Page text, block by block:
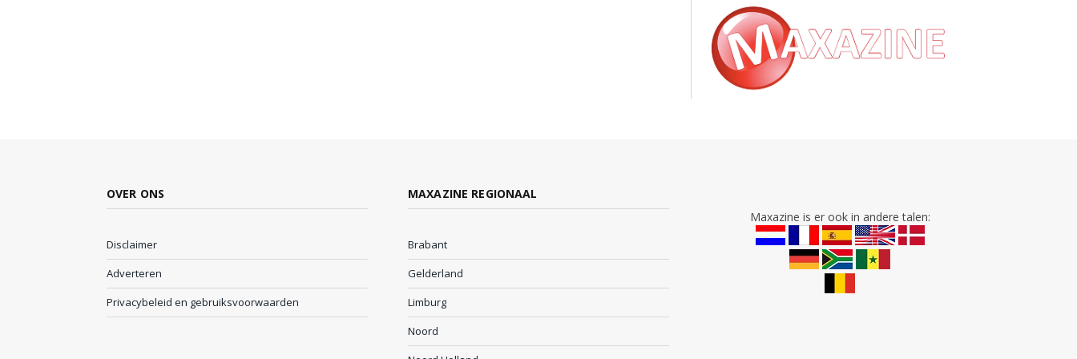
OVER ONS
Disclaimer
Adverteren
Privacybeleid en gebruiksvoorwaarden
MAXAZINE REGIONAAL
Brabant
Gelderland
Limburg
Noord
Maxazine is er ook in andere talen: